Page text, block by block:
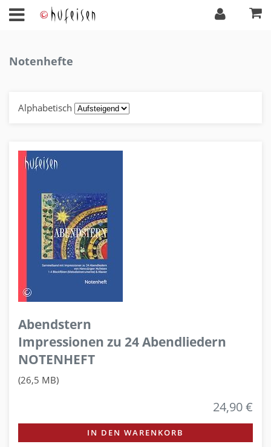
Notenhefte
Alphabetisch
Abendstern
Impressionen zu 24 Abendliedern
NOTENHEFT
(26,5 MB)
24,90 €
IN DEN WARENKORB